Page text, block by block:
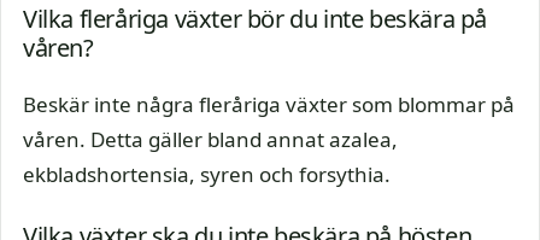
Vilka fleråriga växter bör du inte beskära på
våren?
Beskär inte några fleråriga växter som blommar på
våren. Detta gäller bland annat azalea,
ekbladshortensia, syren och forsythia.